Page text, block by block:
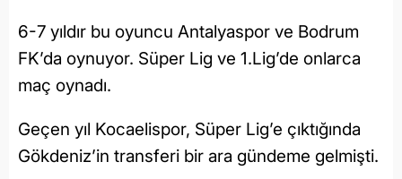
6-7 yıldır bu oyuncu Antalyaspor ve Bodrum
FK’da oynuyor. Süper Lig ve 1.Lig’de onlarca
maç oynadı.
Geçen yıl Kocaelispor, Süper Lig’e çıktığında
Gökdeniz’in transferi bir ara gündeme gelmişti.